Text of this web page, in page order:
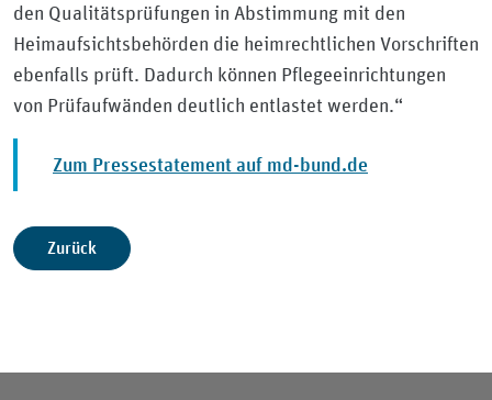
den Qualitätsprüfungen in Abstimmung mit den
Heimaufsichtsbehörden die heimrechtlichen Vorschriften
ebenfalls prüft. Dadurch können Pflegeeinrichtungen
von Prüfaufwänden deutlich entlastet werden.“
Zum Pressestatement auf md-bund.de
Zurück